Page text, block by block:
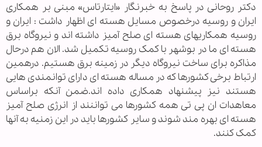
دکتر روحانی در پاسخ به خبرنگار «ایتارتاس» مبنی بر همکاری
ایران و روسیه درخصوص مسایل هسته ای اظهار داشت : ایران و
روسیه همکاریهای هسته ای صلح آمیز داشته اند و نیروگاه برق
هسته ای ما در بوشهر با کمک روسیه تکمیل شد. الان هم درحال
مذاکره برای ساخت نیروگاه دیگر در زمینه برق هستیم. درهمین
ارتباط برخی کشورها که در مساله هسته ای دارای توانمندی هایی
هستند نیز پیشنهاد همکاری داده اند.ضمن آنکه براساس
معاهدات ان پی تی همه کشورها می تواننند از انرژی صلح آمیز
هسته ای بهره مند شوند و سایر کشورها باید در این زمنیه به آنها
کمک کنند.